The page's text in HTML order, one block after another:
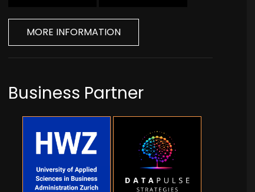
MORE INFORMATION
Business Partner